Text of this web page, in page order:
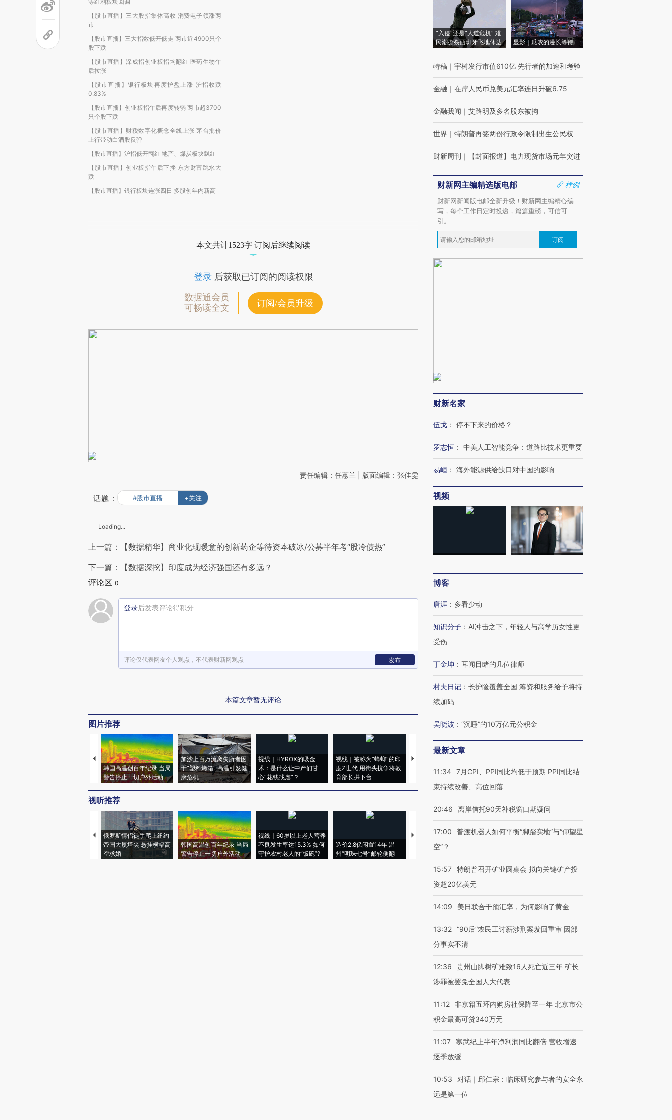
等红利板块回调
【股市直播】三大股指集体高收 消费电子领涨两
市
【股市直播】三大指数低开低走 两市近4900只个
股下跌
【股市直播】深成指创业板指均翻红 医药生物午
后拉涨
【股市直播】银行板块再度护盘上涨 沪指收跌
0.83%
【股市直播】创业板指午后再度转弱 两市超3700
只个股下跌
【股市直播】财税数字化概念全线上涨 茅台批价
上行带动白酒股反弹
【股市直播】沪指低开翻红 地产、煤炭板块飘红
【股市直播】创业板指午后下挫 东方财富跳水大
跌
【股市直播】银行板块连涨四日 多股创年内新高
本文共计1523字 订阅后继续阅读
登录后获取已订阅的阅读权限
数据通会员
可畅读全文
订阅/会员升级
责任编辑：任蕙兰 | 版面编辑：张佳雯
话题： #股市直播 +关注
Loading...
上一篇：【数据精华】商业化现暖意的创新药企等待资本破冰/公募半年考“股冷债热”
下一篇：【数据深挖】印度成为经济强国还有多远？
评论区 0
登录后发表评论得积分
评论仅代表网友个人观点，不代表财新网观点 发布
本篇文章暂无评论
图片推荐
韩国高温创百年纪录 当局
警告停止一切户外活动
加沙上百万流离失所者困
于“塑料烤箱” 高温引发健
康危机
视线｜HYROX的吸金
术：是什么让中产们甘
心“花钱找虐”？
视线｜被称为“蟑螂”的印
度Z世代 用街头抗争将教
育部长拱下台
视线｜“入侵”还是“人道危
机”？难民潮撕裂西班牙
128毫米 紧急转移近
4000人
雨 3小时累计雨量超80毫
米
视听推荐
俄罗斯情侣徒手爬上纽约
帝国大厦塔尖 悬挂横幅高
空求婚
韩国高温创百年纪录 当局
警告停止一切户外活动
视线｜60岁以上老人营养
不良发生率达15.3% 如何
守护农村老人的“饭碗”?
造价2.8亿闲置14年 温
州“明珠七号”邮轮侧翻
特朗普出席葬礼疑似打瞌
睡引争议 白宫怒斥批评
视线｜极端高温致多瑙河
“入侵”还是“人道危机” 难
民潮撕裂西班牙飞地休达
显影｜瓜农的漫长等待
特稿 ｜ 宇树发行市值610亿 先行者的加速和考验
金融 ｜ 在岸人民币兑美元汇率连日升破6.75
金融我闻 ｜ 艾路明及多名股东被拘
世界 ｜ 特朗普再签两份行政令限制出生公民权
财新周刊 ｜ 【封面报道】电力现货市场元年突进
财新网主编精选版电邮
样例
财新网新闻版电邮全新升级！财新网主编精心编
写，每个工作日定时投递，篇篇重磅，可信可
引。
订阅
财新名家
伍戈 ： 停不下来的价格？
罗志恒 ： 中美人工智能竞争：道路比技术更重要
易峘 ： 海外能源供给缺口对中国的影响
视频
博客
唐涯 ： 多看少动
知识分子 ： AI冲击之下，年轻人与高学历女性更
受伤
丁金坤 ： 耳闻目睹的几位律师
村夫日记 ： 长护险覆盖全国 筹资和服务给予将持
续加码
吴晓波 ： “沉睡”的10万亿元公积金
最新文章
11:34 7月CPI、PPI同比均低于预期 PPI同比结
束持续改善、高位回落
20:46 离岸信托90天补税窗口期疑问
17:00
普渡机器人如何平衡“脚踏实地”与“仰望星
空”？
15:57 特朗普召开矿业圆桌会 拟向关键矿产投
资超20亿美元
14:09 美日联合干预汇率，为何影响了黄金
13:32 “90后”农民工讨薪涉刑案发回重审 因部
分事实不清
12:36
贵州山脚树矿难致16人死亡近三年 矿长
涉罪被罢免全国人大代表
11:12 非京籍五环内购房社保降至一年 北京市公
积金最高可贷340万元
11:07
寒武纪上半年净利润同比翻倍 营收增速
逐季放缓
10:53
对话｜邱仁宗：临床研究参与者的安全永
远是第一位